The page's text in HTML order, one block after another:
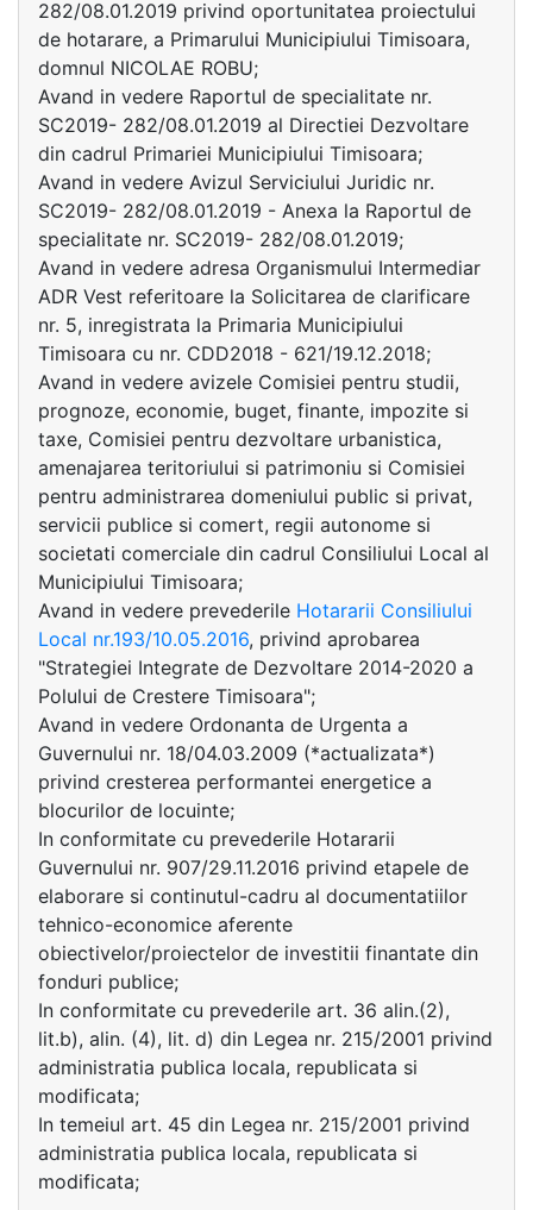
282/08.01.2019 privind oportunitatea proiectului
de hotarare, a Primarului Municipiului Timisoara,
domnul NICOLAE ROBU;
Avand in vedere Raportul de specialitate nr.
SC2019- 282/08.01.2019 al Directiei Dezvoltare
din cadrul Primariei Municipiului Timisoara;
Avand in vedere Avizul Serviciului Juridic nr.
SC2019- 282/08.01.2019 - Anexa la Raportul de
specialitate nr. SC2019- 282/08.01.2019;
Avand in vedere adresa Organismului Intermediar
ADR Vest referitoare la Solicitarea de clarificare
nr. 5, inregistrata la Primaria Municipiului
Timisoara cu nr. CDD2018 - 621/19.12.2018;
Avand in vedere avizele Comisiei pentru studii,
prognoze, economie, buget, finante, impozite si
taxe, Comisiei pentru dezvoltare urbanistica,
amenajarea teritoriului si patrimoniu si Comisiei
pentru administrarea domeniului public si privat,
servicii publice si comert, regii autonome si
societati comerciale din cadrul Consiliului Local al
Municipiului Timisoara;
Avand in vedere prevederile Hotararii Consiliului
Local nr.193/10.05.2016, privind aprobarea
"Strategiei Integrate de Dezvoltare 2014-2020 a
Polului de Crestere Timisoara";
Avand in vedere Ordonanta de Urgenta a
Guvernului nr. 18/04.03.2009 (*actualizata*)
privind cresterea performantei energetice a
blocurilor de locuinte;
In conformitate cu prevederile Hotararii
Guvernului nr. 907/29.11.2016 privind etapele de
elaborare si continutul-cadru al documentatiilor
tehnico-economice aferente
obiectivelor/proiectelor de investitii finantate din
fonduri publice;
In conformitate cu prevederile art. 36 alin.(2),
lit.b), alin. (4), lit. d) din Legea nr. 215/2001 privind
administratia publica locala, republicata si
modificata;
In temeiul art. 45 din Legea nr. 215/2001 privind
administratia publica locala, republicata si
modificata;